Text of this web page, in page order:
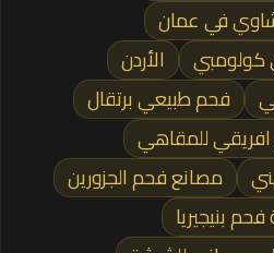
في عمان
الأردن
فحم طبيعي برتقال
للمقاهي
مصانع فحم الجزورين
بنيجيريا